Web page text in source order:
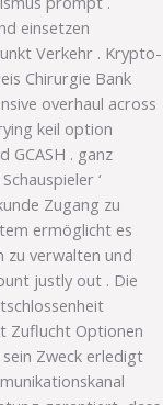
einsetzen
Verkehr . Krypto-
Chirurgie Bank
overhaul across
keil option
GCASH . ganz
‘
Zugang zu
ermöglicht es
zu verwalten und
justly out . Die
Zuflucht Optionen
Zweck erledigt